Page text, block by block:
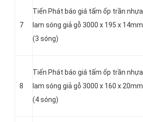
7
Tiến Phát báo giá tấm ốp trần nhựa
lam sóng giả gỗ 3000 x 195 x 14mm
(3 sóng)
8
Tiến Phát báo giá tấm ốp trần nhựa
lam sóng giả gỗ 3000 x 160 x 20mm
(4 sóng)